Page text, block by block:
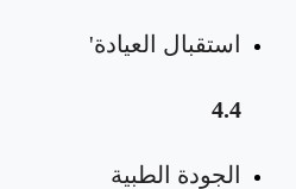
استقبال العيادة'
4.4
الجودة الطبية